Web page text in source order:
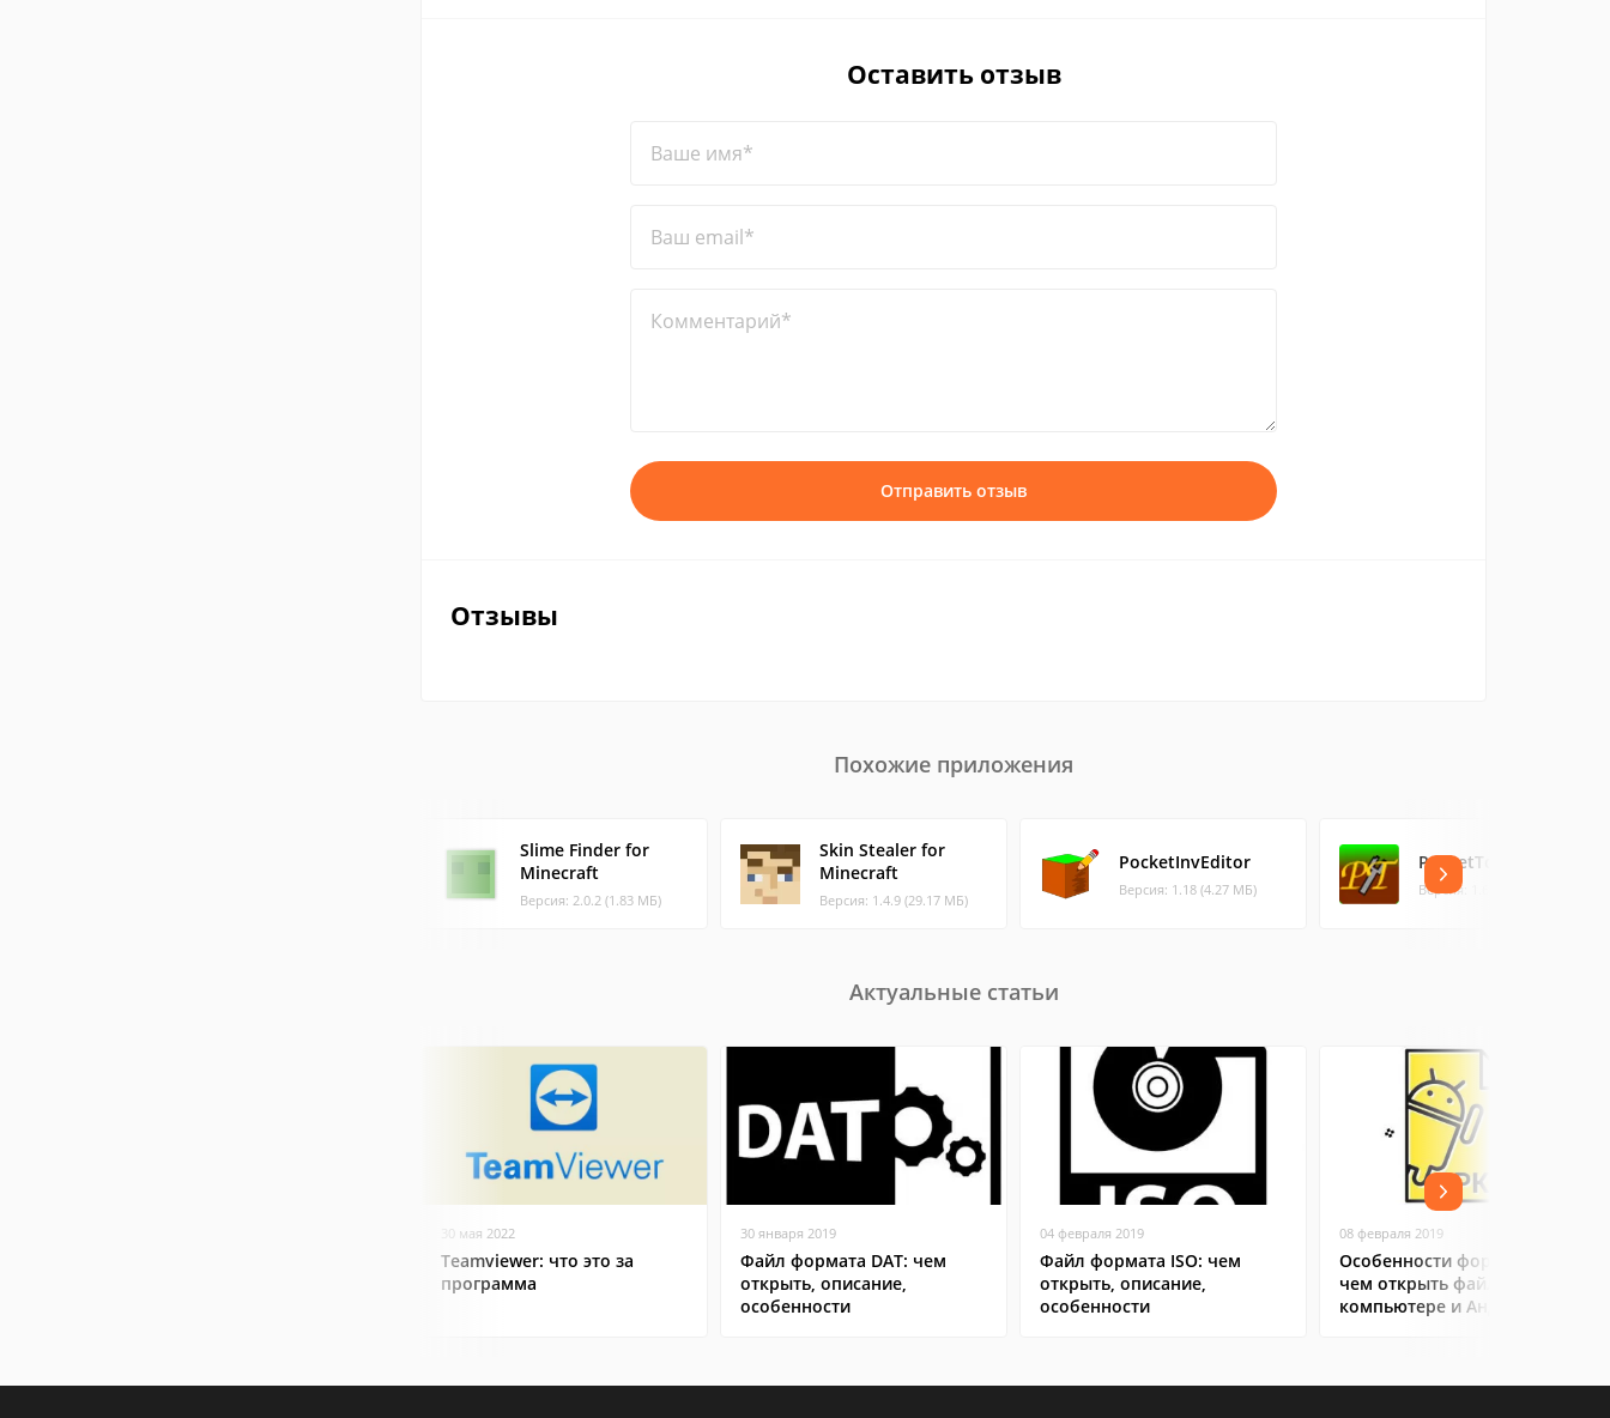
Оставить отзыв
Ваше имя*
Ваш email*
Комментарий*
Отправить отзыв
Отзывы
Похожие приложения
Slime Finder for
Minecraft
Версия: 2.0.2 (1.83 МБ)
Skin Stealer for
Minecraft
Версия: 1.4.9 (29.17 МБ)
PocketInvEditor
Версия: 1.18 (4.27 МБ)
PocketTool
Версия: 1.6.12 (0.45 МБ)
Актуальные статьи
30 мая 2022
Teamviewer: что это за
программа
30 января 2019
Файл формата DAT: чем
открыть, описание,
особенности
04 февраля 2019
Файл формата ISO: чем
открыть, описание,
особенности
08 февраля 2019
Особенности формата APK:
чем открыть файл на
компьютере и Андроид-